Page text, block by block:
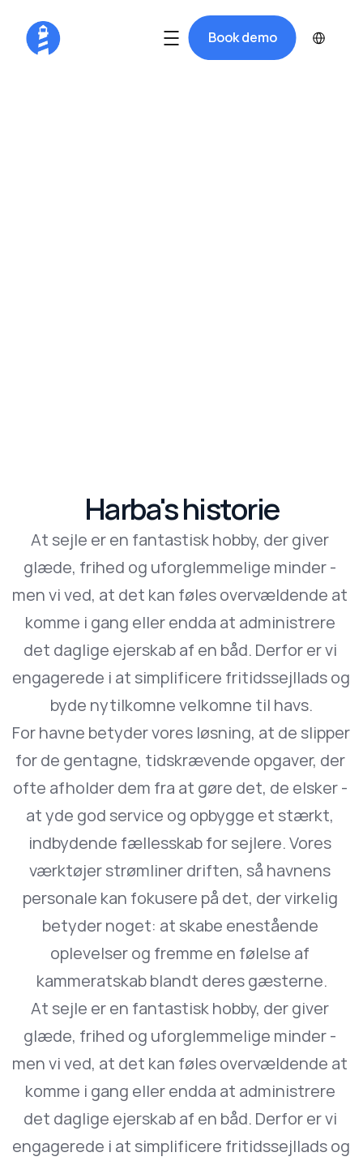
Book demo
At sejle er en fantastisk hobby, der giver
glæde, frihed og uforglemmelige minder -
men vi ved, at det kan føles overvældende at
komme i gang eller endda at administrere
det daglige ejerskab af en båd. Derfor er vi
engagerede i at simplificere fritidssejllads og
byde nytilkomne velkomne til havs.
For havne betyder vores løsning, at de slipper
for de gentagne, tidskrævende opgaver, der
ofte afholder dem fra at gøre det, de elsker -
at yde god service og opbygge et stærkt,
indbydende fællesskab for sejlere. Vores
værktøjer strømliner driften, så havnens
personale kan fokusere på det, der virkelig
betyder noget: at skabe enestående
oplevelser og fremme en følelse af
kammeratskab blandt deres gæsterne.
Harba's historie
At sejle er en fantastisk hobby, der giver
glæde, frihed og uforglemmelige minder -
men vi ved, at det kan føles overvældende at
komme i gang eller endda at administrere
det daglige ejerskab af en båd. Derfor er vi
engagerede i at simplificere fritidssejllads og